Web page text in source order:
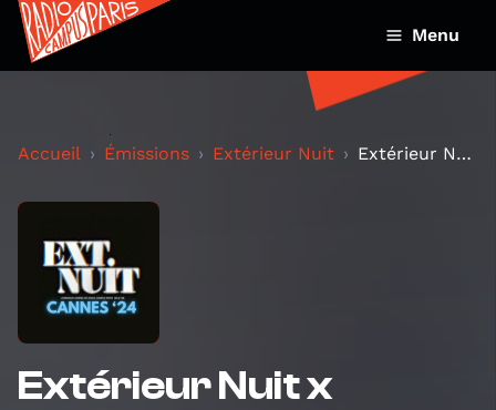
Menu
Accueil Émissions Extérieur Nuit Extérieur Nuit x Cannes 2024 - LIMONOV
Extérieur Nuit x